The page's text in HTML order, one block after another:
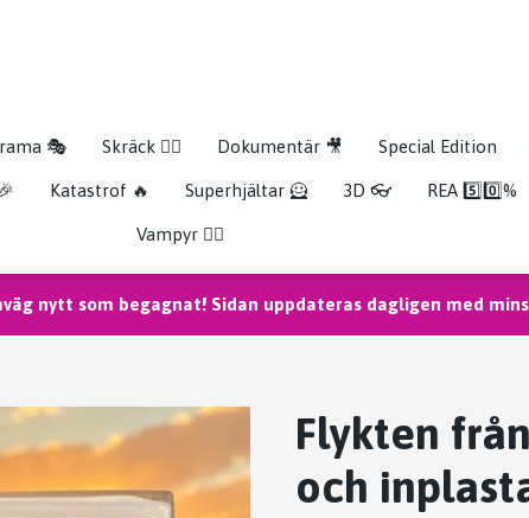
🎭 Skräck 🧟‍♂️ Dokumentär 🎥 Special Edition
Katastrof 🔥 Superhjältar 🦸 3D 👓 REA 5️⃣0️⃣%
Vampyr 🧛‍♀️
nytt som begagnat! Sidan uppdateras dagligen med
Flykten
och